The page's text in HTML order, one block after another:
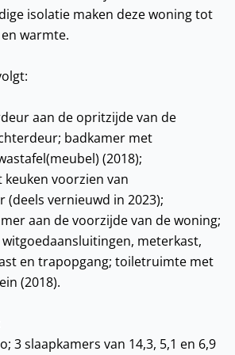
isolatie maken deze woning tot
warmte.
aan de opritzijde van de
badkamer met
(2018);
voorzien van
vernieuwd in 2023);
aan de voorzijde van de woning;
meterkast,
en trapopgang; toiletruimte met
(2018).
3 slaapkamers van 14,3, 5,1 en 6,9